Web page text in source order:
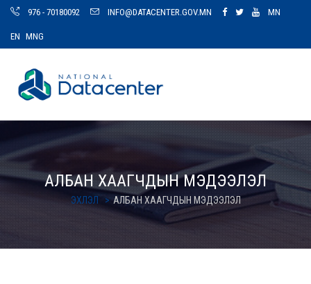
976 - 70180092 INFO@DATACENTER.GOV.MN MN
EN MNG
АЛБАН ХААГЧДЫН МЭДЭЭЛЭЛ
ЭХЛЭЛ АЛБАН ХААГЧДЫН МЭДЭЭЛЭЛ